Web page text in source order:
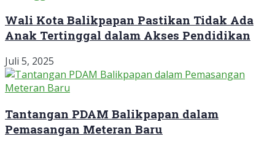
Wali Kota Balikpapan Pastikan Tidak Ada
Anak Tertinggal dalam Akses Pendidikan
Juli 5, 2025
Tantangan PDAM Balikpapan dalam
Pemasangan Meteran Baru